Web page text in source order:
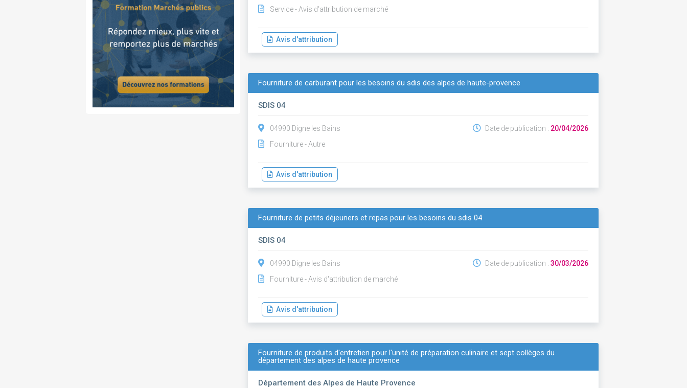
Service - Avis d'attribution de marché
Avis d'attribution
Fourniture de carburant pour les besoins du sdis des alpes de haute-provence
SDIS 04
04990 Digne les Bains
Fourniture - Autre
Date de publication : 20/04/2026
Avis d'attribution
Fourniture de petits déjeuners et repas pour les besoins du sdis 04
SDIS 04
04990 Digne les Bains
Fourniture - Avis d'attribution de marché
Date de publication : 30/03/2026
Avis d'attribution
Fourniture de produits d'entretien pour l'unité de préparation culinaire et sept collèges du
département des alpes de haute provence
Département des Alpes de Haute Provence